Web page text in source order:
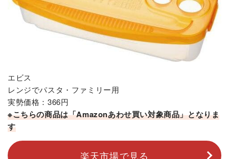
エビス
レンジでパスタ・ファミリー用
実勢価格：366円
※こちらの商品は「Amazonあわせ買い対象商品」となりま
す
楽天市場で見る